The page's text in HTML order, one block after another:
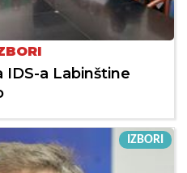
a Labinštine
IZBORI